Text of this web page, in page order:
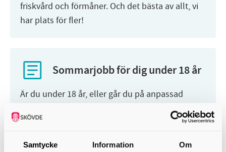
Samtycke Information Om
friskvård och förmåner. Och det bästa av allt, vi
har plats för fler!
Sommarjobb för dig under 18 år
Är du under 18 år, eller går du på anpassad
sommarjobb (sommarpraktik) du kan få hos oss.